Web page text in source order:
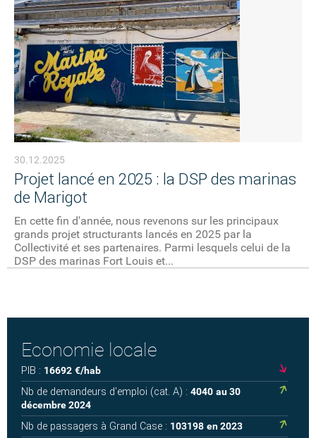
30.12.2025
Projet lancé en 2025 : la DSP des marinas
de Marigot
En cette fin d'année, nous revenons sur les principaux
grands projet structurants lancés en 2025 par la
Collectivité et ses partenaires. Parmi lesquels celui de la
DSP des marinas Fort Louis et...
Economie locale
PIB : 16692 €/hab
Nb de demandeurs d'emploi (cat. A) : 4040 au 30
décembre 2024
Nb de passagers à Grand Case : 103198 en 2023